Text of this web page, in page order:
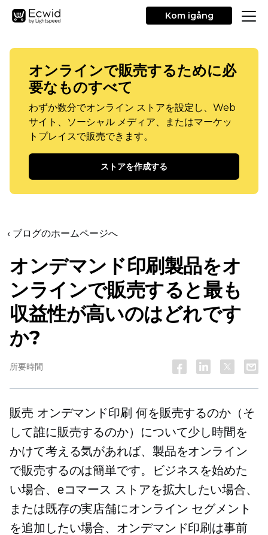
Kom igång
オンラインで販売するために必
要なものすべて
わずか数分でオンライン ストアを設定し、Web
サイト、ソーシャル メディア、またはマーケッ
トプレイスで販売できます。
ストアを作成する
‹ ブログのホームページへ
オンデマンド印刷製品をオ
ンラインで販売すると最も
収益性が高いのはどれです
か?
所要時間
販売 オンデマンド印刷 何を販売するのか（そ
して誰に販売するのか）について少し時間を
かけて考える気があれば、製品をオンライン
で販売するのは簡単です。ビジネスを始めた
い場合、eコマース ストアを拡大したい場合、
または既存の実店舗にオンライン セグメント
を追加したい場合、オンデマンド印刷は事前